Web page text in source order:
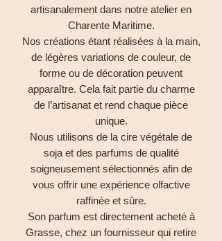
artisanalement dans notre atelier en
Charente Maritime.
Nos créations étant réalisées à la main,
de légères variations de couleur, de
forme ou de décoration peuvent
apparaître. Cela fait partie du charme
de l’artisanat et rend chaque pièce
unique.
Nous utilisons de la cire végétale de
soja et des parfums de qualité
soigneusement sélectionnés afin de
vous offrir une expérience olfactive
raffinée et sûre.
Son parfum est directement acheté à
Grasse, chez un fournisseur qui retire